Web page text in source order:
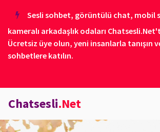
Sesli sohbet, görüntülü chat, mobil
kameralı arkadaşlık odaları
Ücretsiz üye olun, yeni insanlarla tanışın
sohbetlere katılın.
Chatsesli.Net